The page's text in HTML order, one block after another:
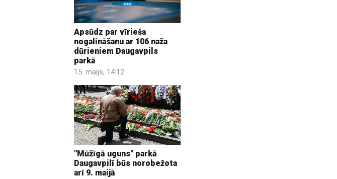
Apsūdz par vīrieša
nogalināšanu ar 106 naža
dūrieniem Daugavpils
parkā
15. maijs, 14:12
"Mūžīgā uguns" parkā
Daugavpilī būs norobežota
arī 9. maijā